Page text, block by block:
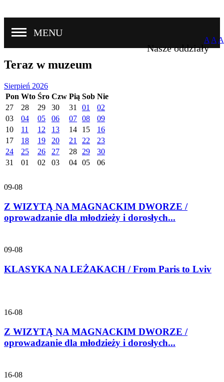
Nasze oddziały
MENU
Teraz w muzeum
Sierpień 2026
Pon Wto Śro Czw Pią Sob Nie
27
28 29 30 31 01
02
03
04 05 06 07 08
09
10
11 12 13 14 15
16
17
18 19 20 21 22
23
24
25 26 27 28 29
30
31
01 02 03 04 05 06
09-08
Z WIZYTĄ NA MAGNACKIM DWORZE /
oprowadzanie dla młodzieży i dorosłych...
09-08
KLASYKA NA LEŻAKACH / From Paris to Lviv
16-08
Z WIZYTĄ NA MAGNACKIM DWORZE /
oprowadzanie dla młodzieży i dorosłych...
16-08
A A A